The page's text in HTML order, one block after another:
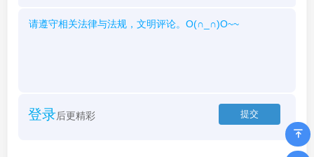
登录后更精彩